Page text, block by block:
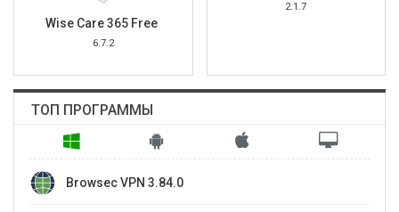
Wise Care 365 Free
6.7.2
2.1.7
ТОП ПРОГРАММЫ
Browsec VPN 3.84.0